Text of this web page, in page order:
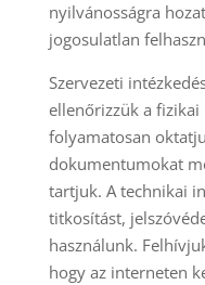
nyilvánosságra
jogosulatlan
Szervezeti
ellenőrizzük a
folyamatosan
dokumentumokat
tartjuk. A technikai
titkosítást,
használunk.
hogy az interneten